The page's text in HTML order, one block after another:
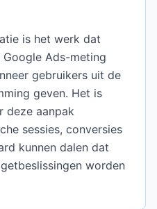
is het werk dat
Ads-meting
gebruikers uit de
geven. Het is
deze aanpak
sessies, conversies
kunnen dalen dat
worden